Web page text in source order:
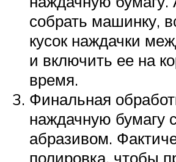
собрать машинку,
кусок наждачки
и включить ее на
время.
Финальная
наждачную бумагу
абразивом.
полировка, чтобы